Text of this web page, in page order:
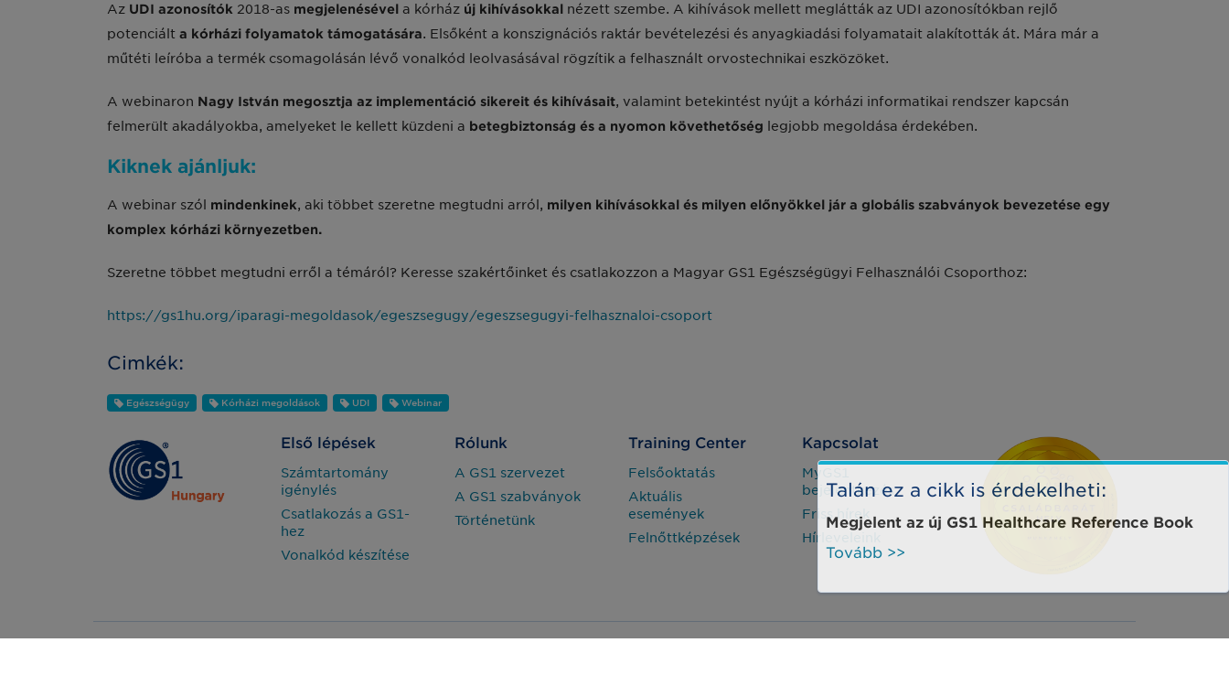
Az UDI azonosítók 2018-as megjelenésével a kórház új kihívásokkal nézett szembe. A kihívások mellett meglátták az UDI azonosítókban rejlő
potenciált a kórházi folyamatok támogatására. Elsőként a konszignációs raktár bevételezési és anyagkiadási folyamatait alakították át. Mára már a
műtéti leíróba a termék csomagolásán lévő vonalkód leolvasásával rögzítik a felhasznált orvostechnikai eszközöket.
A webinaron Nagy István megosztja az implementáció sikereit és kihívásait, valamint betekintést nyújt a kórházi informatikai rendszer kapcsán
felmerült akadályokba, amelyeket le kellett küzdeni a betegbiztonság és a nyomon követhetőség legjobb megoldása érdekében.
Kiknek ajánljuk:
A webinar szól mindenkinek, aki többet szeretne megtudni arról, milyen kihívásokkal és milyen előnyökkel jár a globális szabványok bevezetése egy
komplex kórházi környezetben.
Szeretne többet megtudni erről a témáról? Keresse szakértőinket és csatlakozzon a Magyar GS1 Egészségügyi Felhasználói Csoporthoz:
https://gs1hu.org/iparagi-megoldasok/egeszsegugy/egeszsegugyi-felhasznaloi-csoport
Cimkék:
Egészségügy Kórházi megoldások UDI Webinar
Talán ez a cikk is érdekelheti:
Megjelent az új GS1 Healthcare Reference Book
Tovább >>
Első lépések
Számtartomány
igénylés
Csatlakozás a GS1-
hez
Vonalkód készítése
Rólunk
A GS1 szervezet
A GS1 szabványok
Történetünk
Training Center
Felsőoktatás
Aktuális
események
Felnőttképzések
Kapcsolat
MyGS1
bejelentkezés
Friss hírek
Hírleveleink